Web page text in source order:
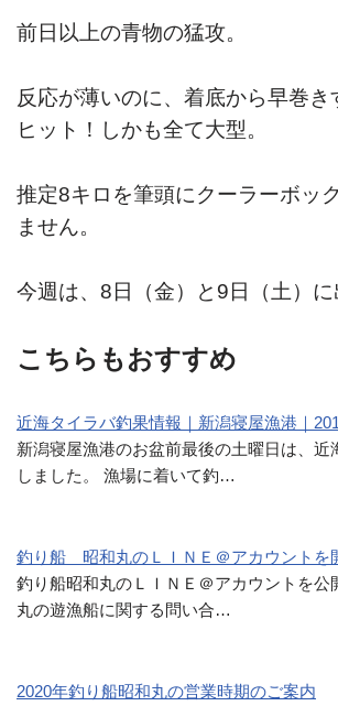
前日以上の青物の猛攻。
反応が薄いのに、着底から早巻
ヒット！しかも全て大型。
推定8キロを筆頭にクーラーボッ
ません。
今週は、8日（金）と9日（土）に
こちらもおすすめ
近海タイラバ釣果情報｜新潟寝屋漁港｜
新潟寝屋漁港のお盆前最後の土曜日は、近
しました。 漁場に着いて釣…
釣り船 昭和丸のＬＩＮＥ＠アカウントを
釣り船昭和丸のＬＩＮＥ＠アカウントを公
丸の遊漁船に関する問い合…
2020年釣り船昭和丸の営業時期のご案内